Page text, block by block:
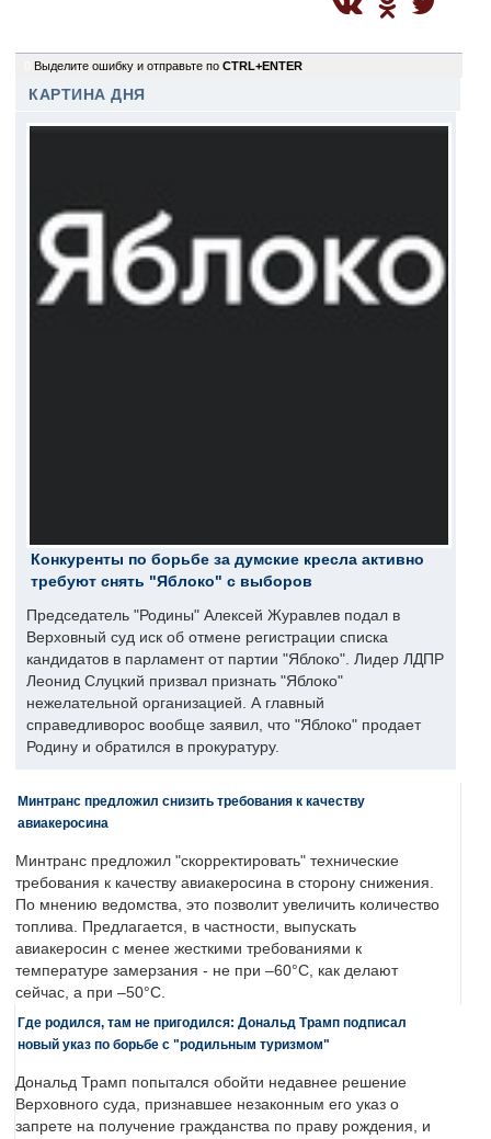
Выделите ошибку и отправьте по CTRL+ENTER
КАРТИНА ДНЯ
Конкуренты по борьбе за думские кресла активно
требуют снять "Яблоко" с выборов
Председатель "Родины" Алексей Журавлев подал в
Верховный суд иск об отмене регистрации списка
кандидатов в парламент от партии "Яблоко". Лидер ЛДПР
Леонид Слуцкий призвал признать "Яблоко"
нежелательной организацией. А главный
справедливорос вообще заявил, что "Яблоко" продает
Родину и обратился в прокуратуру.
Минтранс предложил снизить требования к качеству
авиакеросина
Минтранс предложил "скорректировать" технические
требования к качеству авиакеросина в сторону снижения.
По мнению ведомства, это позволит увеличить количество
топлива. Предлагается, в частности, выпускать
авиакеросин с менее жесткими требованиями к
температуре замерзания - не при –60°C, как делают
сейчас, а при –50°C.
Где родился, там не пригодился: Дональд Трамп подписал
новый указ по борьбе с "родильным туризмом"
Дональд Трамп попытался обойти недавнее решение
Верховного суда, признавшее незаконным его указ о
запрете на получение гражданства по праву рождения, и